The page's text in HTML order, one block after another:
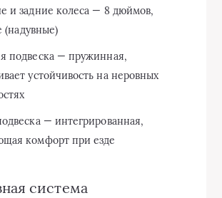
и задние колеса — 8 дюймов,
(надувные)
подвеска — пружинная,
устойчивость на неровных
— интегрированная,
комфорт при езде
система